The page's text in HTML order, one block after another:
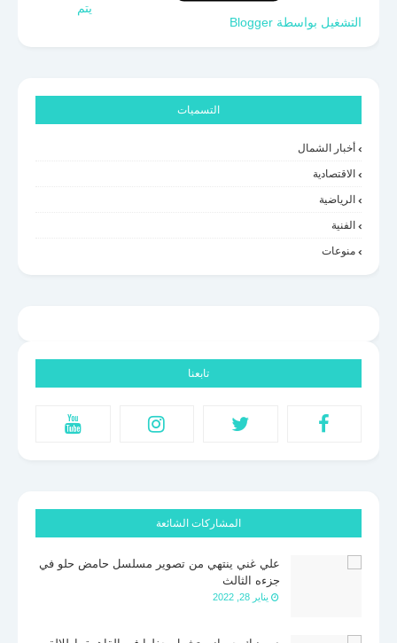
‏يتم
التشغيل بواسطة Blogger
التسميات
أخبار الشمال
الاقتصادية
الرياضية
الفنية
منوعات
تابعنا
المشاركات الشائعة
علي غني ينتهي من تصوير مسلسل حامض حلو في
جزءه الثالث
يناير 28, 2022